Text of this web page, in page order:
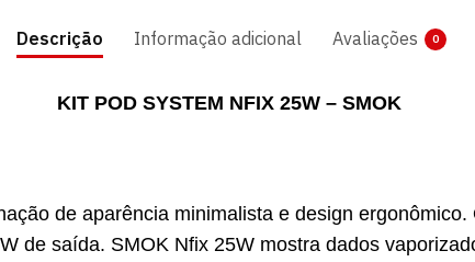
Descrição Informação adicional Avaliações 0
KIT POD SYSTEM NFIX 25W – SMOK
de aparência minimalista e design
de saída. SMOK Nfix 25W mostra dados